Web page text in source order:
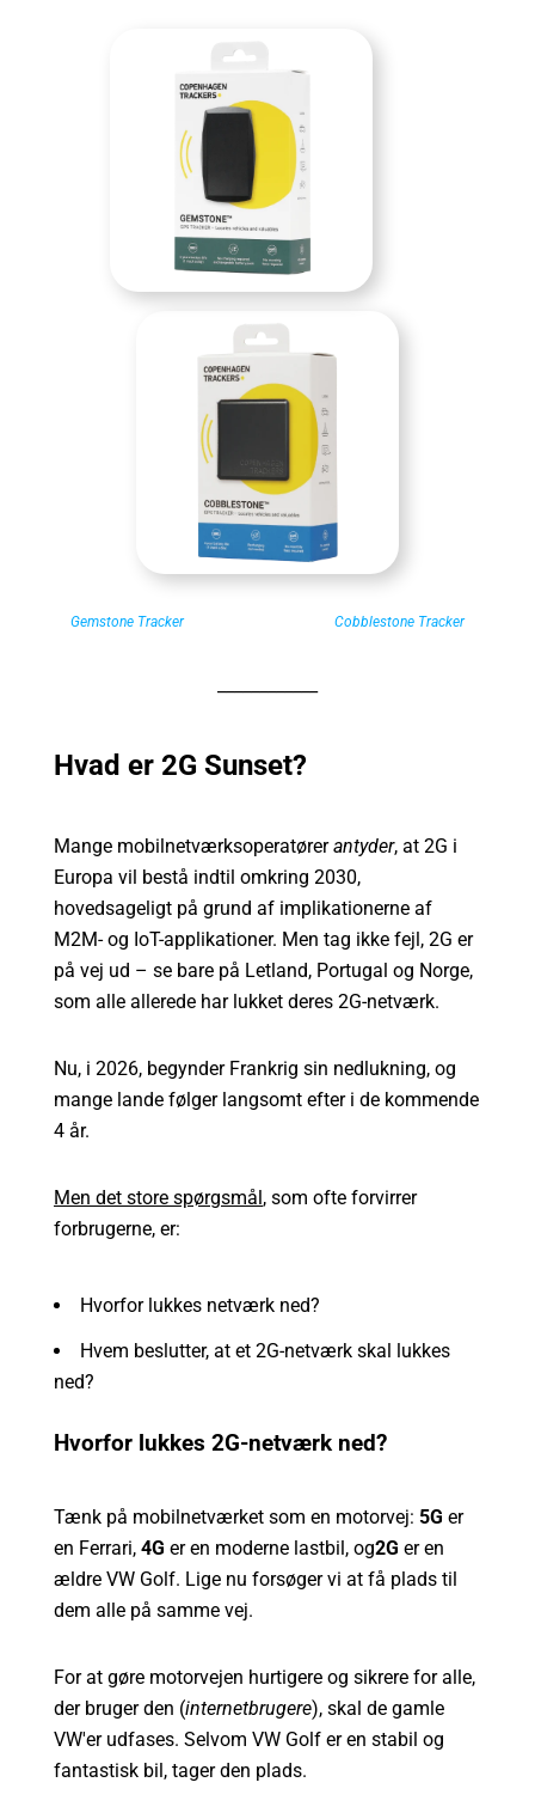
Gemstone Tracker Cobblestone Tracker
Hvad er 2G Sunset?
Mange mobilnetværksoperatørerantyder, at 2G i
Europa vil bestå indtil omkring 2030,
hovedsageligt på grund af implikationerne af
M2M- og IoT-applikationer. Men tag ikke fejl, 2G er
på vej ud – se bare på Letland, Portugal og Norge,
som alle allerede har lukket deres 2G-netværk.
Nu, i 2026, begynder Frankrig sin nedlukning, og
mange lande følger langsomt efter i de kommende
4 år.
Men det store spørgsmål, som ofte forvirrer
forbrugerne, er:
Hvorfor lukkes netværk ned?
Hvem beslutter, at et 2G-netværk skal lukkes
ned?
Hvorfor lukkes 2G-netværk ned?
Tænk på mobilnetværket som en motorvej: 5G er
en Ferrari, 4G er en moderne lastbil, og2G er en
ældre VW Golf. Lige nu forsøger vi at få plads til
dem alle på samme vej.
For at gøre motorvejen hurtigere og sikrere for alle,
der bruger den (internetbrugere), skal de gamle
VW'er udfases. Selvom VW Golf er en stabil og
fantastisk bil, tager den plads.